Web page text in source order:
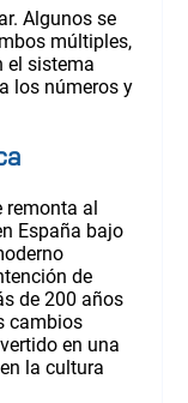
Algunos se
múltiples,
el sistema
los números y
remonta al
España bajo
de
de 200 años
cambios
en una
la cultura